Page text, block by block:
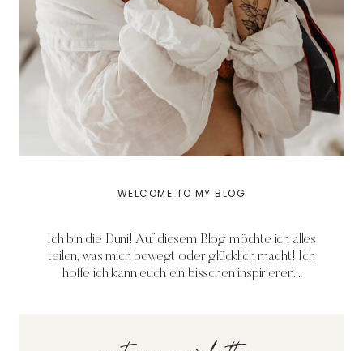
WELCOME TO MY BLOG
Ich bin die Duni! Auf diesem Blog möchte ich alles
teilen, was mich bewegt oder glücklich macht! Ich
hoffe ich kann euch ein bisschen inspirieren...